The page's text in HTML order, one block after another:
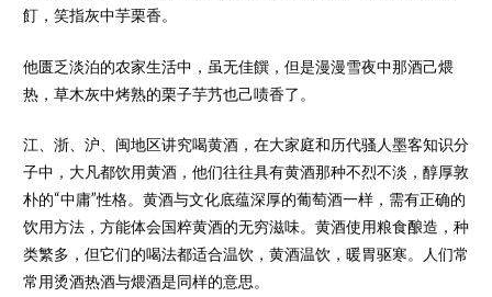
飣，笑指灰中芋栗香。
他匮乏淡泊的农家生活中，虽无佳饌，但是漫漫雪夜中那酒己煨
热，草木灰中烤熟的栗子芋艿也己啧香了。
江、浙、沪、闽地区讲究喝黄酒，在大家庭和历代骚人墨客知识分
子中，大凡都饮用黄酒，他们往往具有黄酒那种不烈不淡，醇厚敦
朴的“中庸”性格。黄酒与文化底蕴深厚的葡萄酒一样，需有正确的
饮用方法，方能体会国粹黄酒的无穷滋味。黄酒使用粮食酿造，种
类繁多，但它们的喝法都适合温饮，黄酒温饮，暖胃驱寒。人们常
常用烫酒热酒与煨酒是同样的意思。